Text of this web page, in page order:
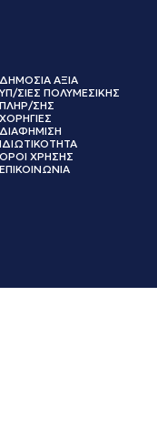
ΔΗΜΟΣΙΑ ΑΞΙΑ
ΥΠ/ΣΙΕΣ ΠΟΛΥΜΕΣΙΚΗΣ
ΠΛΗΡ/ΣΗΣ
ΧΟΡΗΓΙΕΣ
ΔΙΑΦΗΜΙΣΗ
ΙΔΙΩΤΙΚΟΤΗΤΑ
ΟΡΟΙ ΧΡΗΣΗΣ
ΕΠΙΚΟΙΝΩΝΙΑ